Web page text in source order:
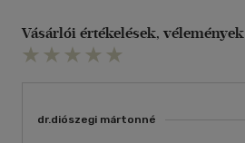
Vásárlói értékelések, vélemények
dr.diószegi mártonné